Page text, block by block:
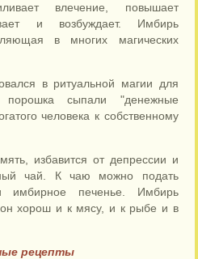
влечение, повышает
и возбуждает. Имбирь
в многих магических
в ритуальной магии для
порошка сыпали "денежные
человека к собственному
избавится от депрессии и
чай. К чаю можно подать
имбирное печенье. Имбирь
хорош и к мясу, и к рыбе и в
рецепты